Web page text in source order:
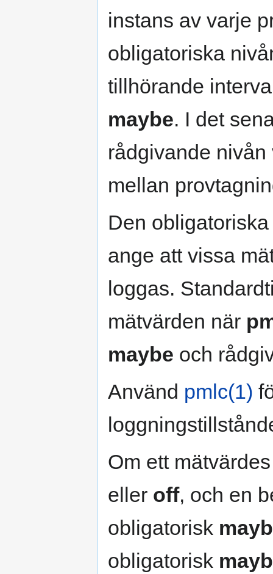
instans av varje
obligatoriska
tillhörande
maybe. I det
rådgivande
mellan
Den
ange att vissa
loggas.
mätvärden när
maybe och
Använd pmlc(1)
Om ett
eller off, och en
obligatorisk
obligatorisk